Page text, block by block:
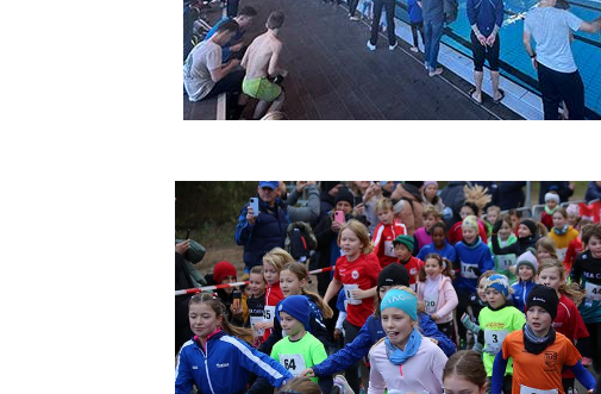
Sportangebote finden
Unser Sportangebot
Sportsuche
Deutsches Sportabzeichen